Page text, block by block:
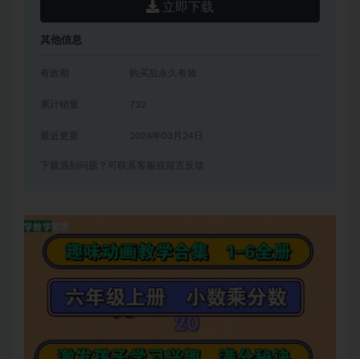
立即下载
其他信息
有效期 购买后永久有效
累计销量 732
2024年03月24日
下载遇到问题？可联系客服或留言反馈